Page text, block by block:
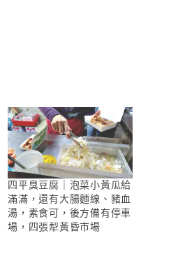
四平臭豆腐｜泡菜小黃瓜給
滿滿，還有大腸麵線、豬血
湯，素食可，後方備有停車
場，四張犁黃昏市場